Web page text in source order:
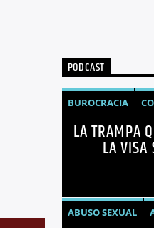
PODCAST
BUROCRACIA
GUIDO CALDERÓN
NOTICIAS
LA TRAMPA
LA VISA
ABUSO SEXUAL